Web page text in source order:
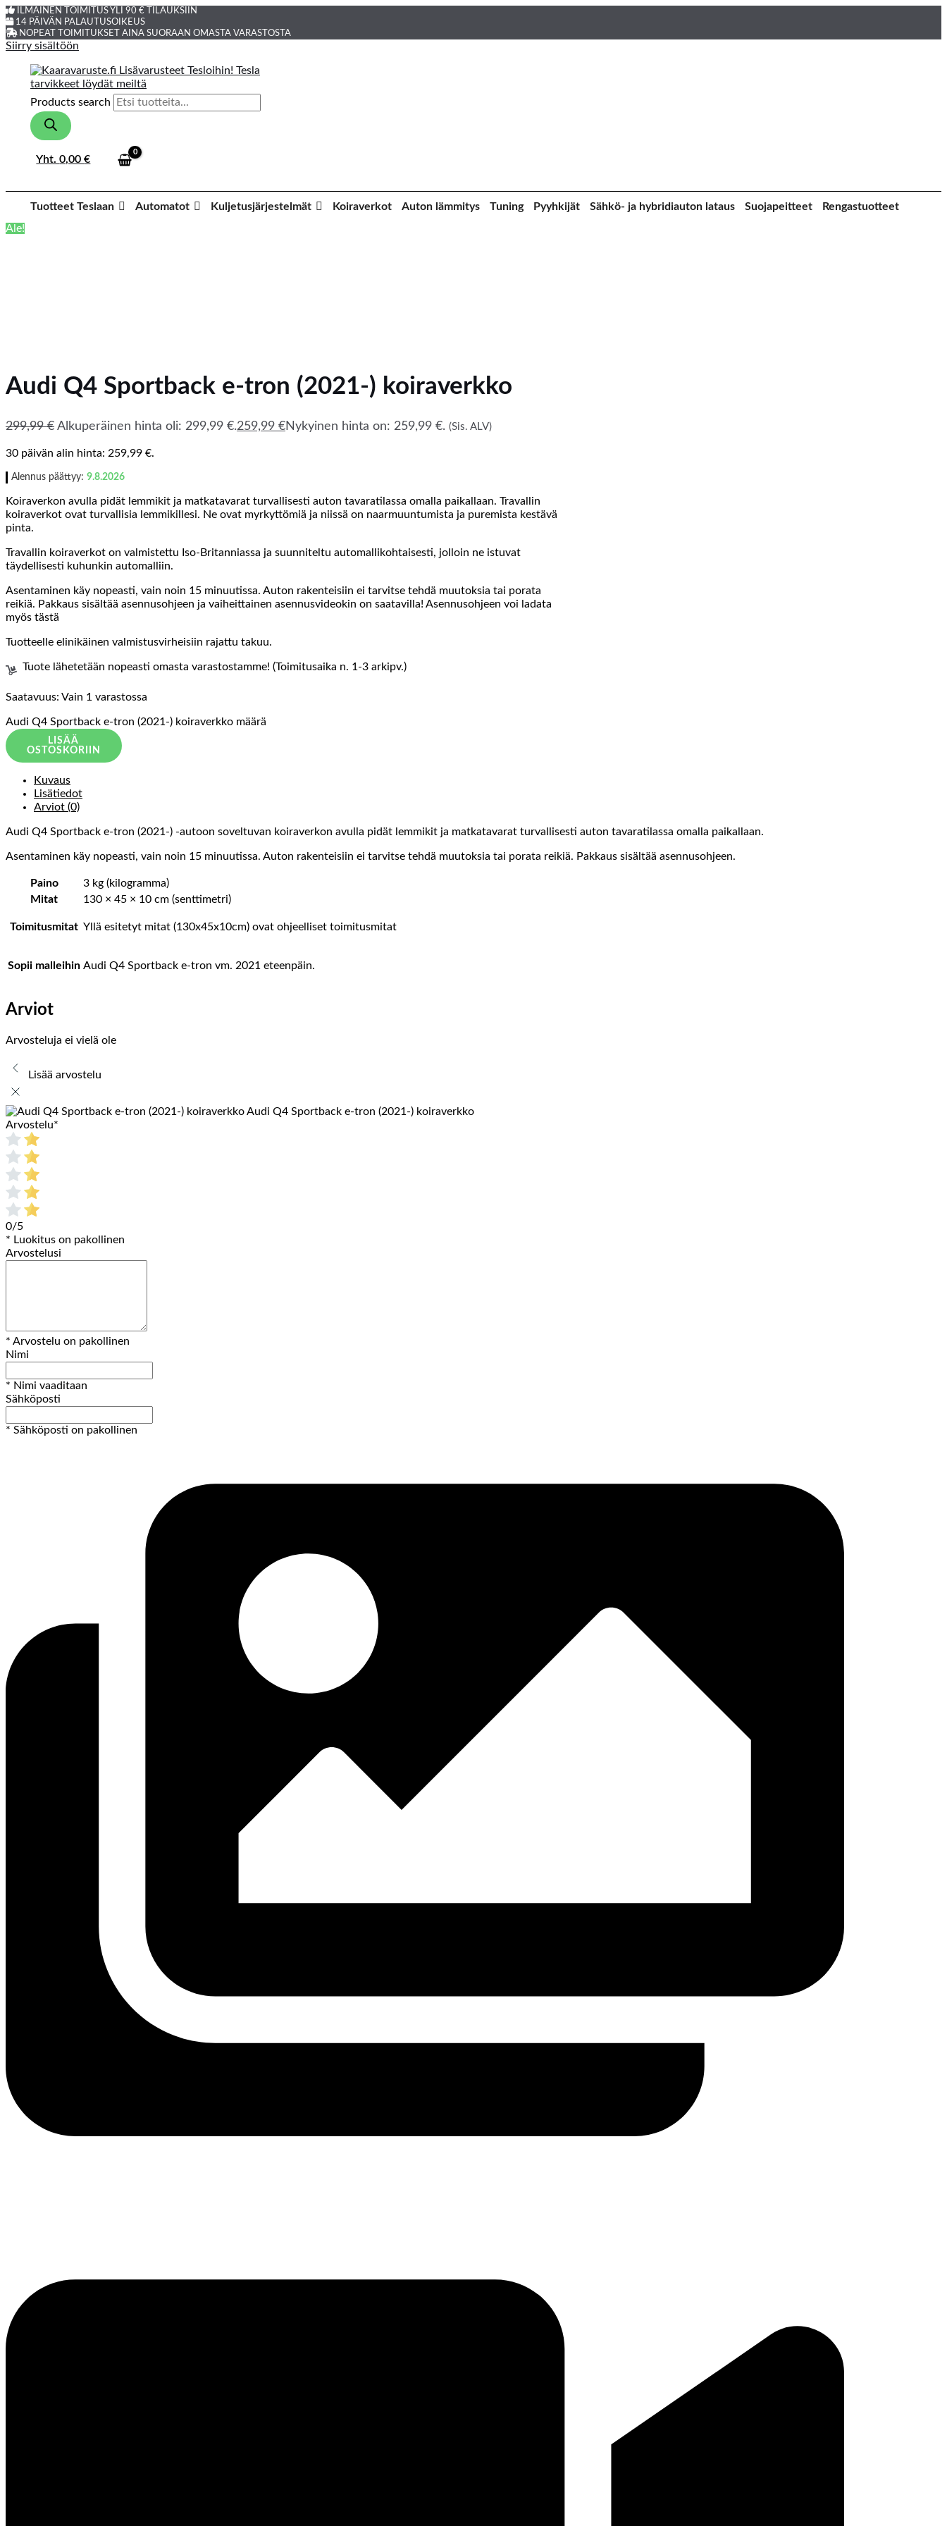
ILMAINEN TOIMITUS YLI 90 € TILAUKSIIN
14 PÄIVÄN PALAUTUSOIKEUS
NOPEAT TOIMITUKSET AINA SUORAAN OMASTA VARASTOSTA
Siirry sisältöön
Products search
Yht.0,00€
Tuotteet Teslaan Automatot Kuljetusjärjestelmät Koiraverkot Auton lämmitys Tuning Pyyhkijät Sähkö- ja hybridiauton lataus Suojapeitteet
Rengastuotteet
Ale!
Audi Q4 Sportback e-tron (2021-) koiraverkko
299,99€ Alkuperäinen hinta oli: 299,99 €.259,99 €Nykyinen hinta on: 259,99 €. (Sis. ALV)
30 päivän alin hinta: 259,99 €.
Alennus päättyy: 9.8.2026
Koiraverkon avulla pidät lemmikit ja matkatavarat turvallisesti auton tavaratilassa omalla paikallaan. Travallin
koiraverkot ovat turvallisia lemmikillesi. Ne ovat myrkyttömiä ja niissä on naarmuuntumista ja puremista kestävä
pinta.
Travallin koiraverkot on valmistettu Iso-Britanniassa ja suunniteltu automallikohtaisesti, jolloin ne istuvat
täydellisesti kuhunkin automalliin.
Asentaminen käy nopeasti, vain noin 15 minuutissa. Auton rakenteisiin ei tarvitse tehdä muutoksia tai porata
reikiä. Pakkaus sisältää asennusohjeen ja vaiheittainen asennusvideokin on saatavilla! Asennusohjeen voi ladata
myös tästä
Tuotteelle elinikäinen valmistusvirheisiin rajattu takuu.
Tuote lähetetään nopeasti omasta varastostamme! (Toimitusaika n. 1-3 arkipv.)
Saatavuus: Vain 1 varastossa
Audi Q4 Sportback e-tron (2021-) koiraverkko määrä
LISÄÄ
OSTOSKORIIN
Kuvaus
Lisätiedot
Arviot (0)
Audi Q4 Sportback e-tron (2021-) -autoon soveltuvan koiraverkon avulla pidät lemmikit ja matkatavarat turvallisesti auton tavaratilassa omalla paikallaan.
Asentaminen käy nopeasti, vain noin 15 minuutissa. Auton rakenteisiin ei tarvitse tehdä muutoksia tai porata reikiä. Pakkaus sisältää asennusohjeen.
Paino
3 kg (kilogramma)
Mitat
130 × 45 × 10 cm (senttimetri)
Toimitusmitat Yllä esitetyt mitat (130x45x10cm) ovat ohjeelliset toimitusmitat
Sopii malleihin Audi Q4 Sportback e-tron vm. 2021 eteenpäin.
Arviot
Arvosteluja ei vielä ole
Lisää arvostelu
Audi Q4 Sportback e-tron (2021-) koiraverkko
Arvostelu*
0/5
* Luokitus on pakollinen
Arvostelusi
* Arvostelu on pakollinen
Nimi
* Nimi vaaditaan
Sähköposti
* Sähköposti on pakollinen